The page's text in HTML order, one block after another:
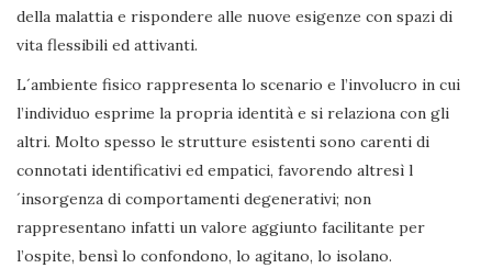
della malattia e rispondere alle nuove esigenze con spazi di
vita flessibili ed attivanti.
L´ambiente fisico rappresenta lo scenario e l’involucro in cui
l’individuo esprime la propria identità e si relaziona con gli
altri. Molto spesso le strutture esistenti sono carenti di
connotati identificativi ed empatici, favorendo altresì l
´insorgenza di comportamenti degenerativi; non
rappresentano infatti un valore aggiunto facilitante per
l’ospite, bensì lo confondono, lo agitano, lo isolano.